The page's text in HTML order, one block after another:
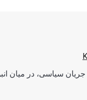
سیاسی، در میان